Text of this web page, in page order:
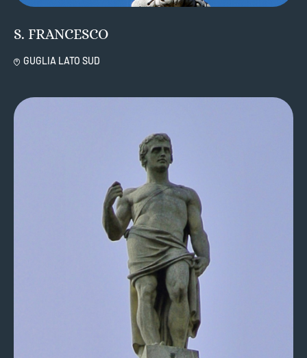
S. FRANCESCO
GUGLIA LATO SUD